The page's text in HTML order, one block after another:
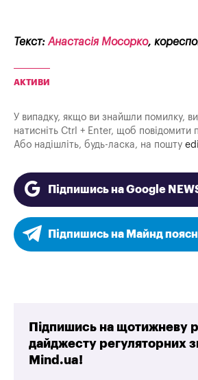
Текст:Анастасія Мосорко,
АКТИВИ
У випадку, якщо ви знайшли помилку,
натисніть Ctrl + Enter, щоб повідомити
Або надішліть, будь-ласка, на пошту
Підпишись на Google
Підпишись на Майнд
Підпишись на щотижневу
дайджесту регуляторних
Mind.ua!